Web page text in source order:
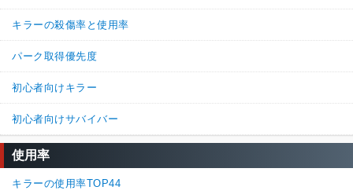
キラーの殺傷率と使用率
パーク取得優先度
初心者向けキラー
初心者向けサバイバー
使用率
キラーの使用率TOP44